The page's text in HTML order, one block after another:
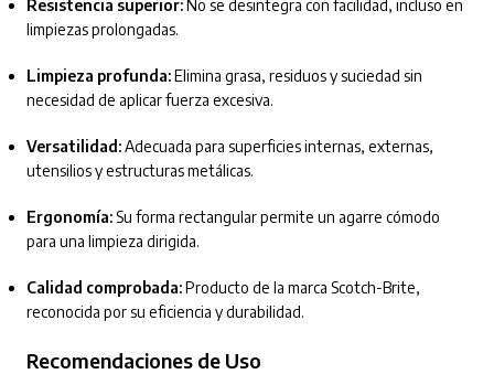
Resistencia superior:No se desintegra con facilidad, incluso en
limpiezas prolongadas.
Limpieza profunda:Elimina grasa, residuos y suciedad sin
necesidad de aplicar fuerza excesiva.
Versatilidad:Adecuada para superficies internas, externas,
utensilios y estructuras metálicas.
Ergonomía:Su forma rectangular permite un agarre cómodo
para una limpieza dirigida.
Calidad comprobada:Producto de la marca Scotch-Brite,
reconocida por su eficiencia y durabilidad.
Recomendaciones de Uso